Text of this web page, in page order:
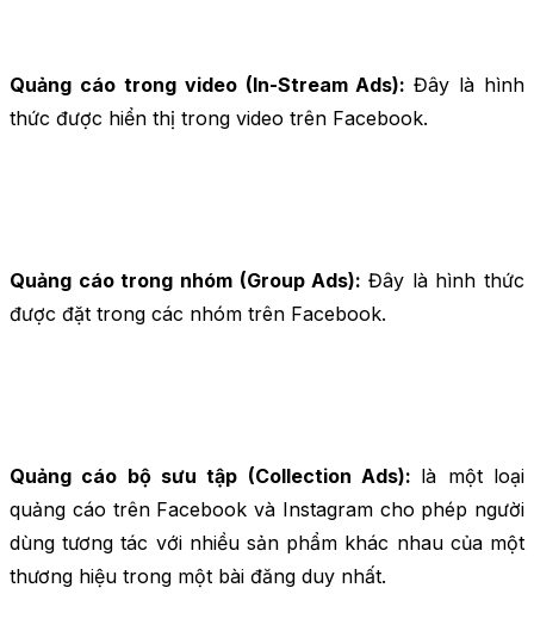
Quảng cáo trong video (In-Stream Ads):Đây là hình
thức được hiển thị trong video trên Facebook.
Quảng cáo trong nhóm (Group Ads): Đây là hình thức
được đặt trong các nhóm trên Facebook.
Quảng cáo bộ sưu tập (Collection Ads): là một loại
quảng cáo trên Facebook và Instagram cho phép người
dùng tương tác với nhiều sản phẩm khác nhau của một
thương hiệu trong một bài đăng duy nhất.